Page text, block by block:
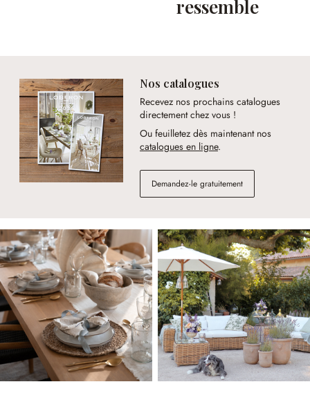
ressemble
Nos catalogues
Recevez nos prochains catalogues
directement chez vous !
Ou feuilletez dès maintenant nos
catalogues en ligne.
Demandez-le gratuitement